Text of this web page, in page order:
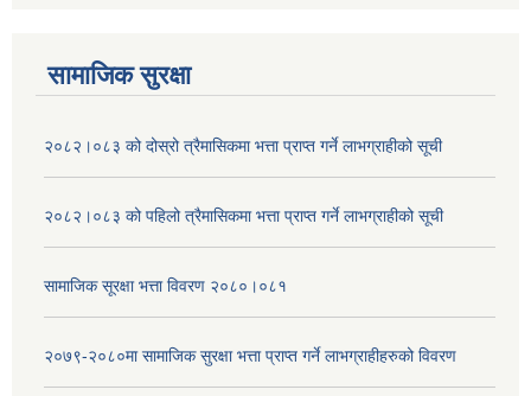
सामाजिक सुरक्षा
२०८२।०८३ को दोस्रो त्रैमासिकमा भत्ता प्राप्‍त गर्ने लाभग्राहीको सूची
२०८२।०८३ को पहिलो त्रैमासिकमा भत्ता प्राप्‍त गर्ने लाभग्राहीको सूची
सामाजिक सूरक्षा भत्ता विवरण २०८०।०८१
२०७९-२०८०मा सामाजिक सुरक्षा भत्ता प्राप्त गर्ने लाभग्राहीहरुको विवरण